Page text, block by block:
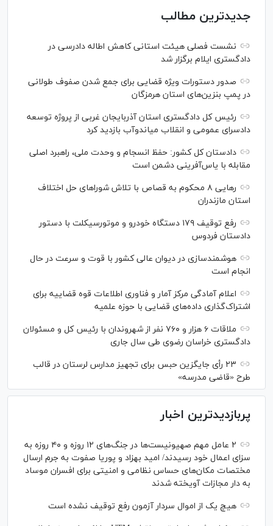
جدیدترین مطالب
نشست فصلی هیئت استانی کاهش اطاله دادرسی در
دادگستری ایلام برگزار شد
صدور دستورات ویژه قضایی برای جمع شدن صفوف طولانی
در پمپ بنزین‌های استان هرمزگان
رئیس کل دادگستری استان آذربایجان غربی از پروژه توسعه
دادسرای عمومی و انقلاب میاندوآب بازدید کرد
دادستان کل کشور: حفظ انسجام و وحدت ملی، راهبرد اصلی
مقابله با یاس‌آفرینی دشمن است
رهایی ۸ محکوم به قصاص با تلاش شورا‌های حل اختلاف
استان مازندران
رفع توقیف ۱۷۹ دستگاه خودرو و موتورسیکلت با دستور
دادستان فردوس
هوشمندسازی در دیوان عالی کشور با قوت و سرعت در حال
انجام است
اعلام آمادگی مرکز آمار و فناوری اطلاعات قوه قضاییه برای
اشتراک‌گذاری داده‌های قضایی با حوزه علمیه
ملاقات ۶ هزار و ۷۶۰ نفر از شهروندان با رئیس کل و مسئولان
دادگستری خراسان رضوی طی سال جاری
۲۳ رأی جایگزین حبس برای تجهیز مدارس لرستان در قالب
طرح «قاضی مدرسه»
پربازدیدترین اخبار
۲ عامل مهم صهیونیست‌ها در جنگ‌های ۱۲ روزه و ۴۰ روزه به
سزای اعمال خود رسیدند/ امید بهزاد و پوریا صفوت به جرم ارسال
مختصات مکان‌های حساس نظامی و امنیتی برای افسران موساد
به دار مجازات آویخته شدند
هیچ یک از اموال سردار آزمون رفع توقیف نشده است